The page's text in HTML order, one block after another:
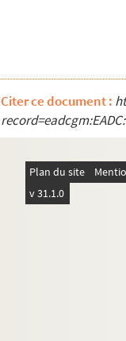
Citer ce document :
Plan du site
v 31.1.0